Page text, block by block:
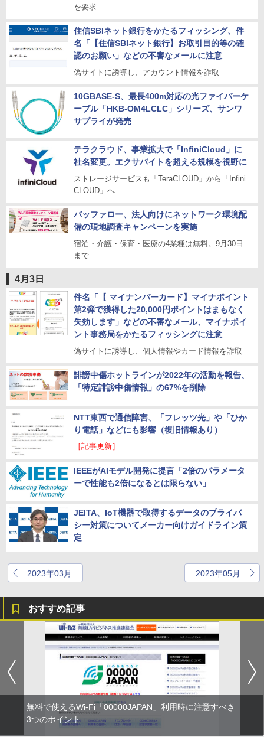
を要求
住信SBIネット銀行をかたるフィッシング、件
名「【住信SBIネット銀行】お取引目的等の確
認のお願い」などの不審なメールに注意
偽サイトに誘導し、アカウント情報を詐取
10GBASE-S、最長400m対応の光ファイバーケ
ーブル「HKB-OM4LCLC」シリーズ、サンワ
サプライが発売
テラクラウド、事業拡大で「InfiniCloud」に
社名変更。エクサバイトを超える規模を視野に
ストレージサービスも「TeraCLOUD」から「Infini
CLOUD」へ
バッファロー、法人向けにネットワーク環境配
備の現地調査キャンペーンを実施
宿泊・介護・保育・医療の4業種は無料。9月30日
まで
4月3日
件名「【 マイナンバーカード】マイナポイント
第2弾で獲得した20,000円ポイントはまもなく
失効します」などの不審なメール、マイナポイ
ント事務局をかたるフィッシングに注意
偽サイトに誘導し、個人情報やカード情報を詐取
誹謗中傷ホットラインが2022年の活動を報告、
「特定誹謗中傷情報」の67%を削除
NTT東西で通信障害、「フレッツ光」や「ひか
り電話」などにも影響（復旧情報あり）
［記事更新］
IEEEがAIモデル開発に提言「2倍のパラメータ
ーで性能も2倍になるとは限らない」
JEITA、IoT機器で取得するデータのプライバ
シー対策についてメーカー向けガイドライン策
定
2023年03月 2023年05月
おすすめ記事
無料で使えるWi-Fi「00000JAPAN」利用時に注意すべき
3つのポイント